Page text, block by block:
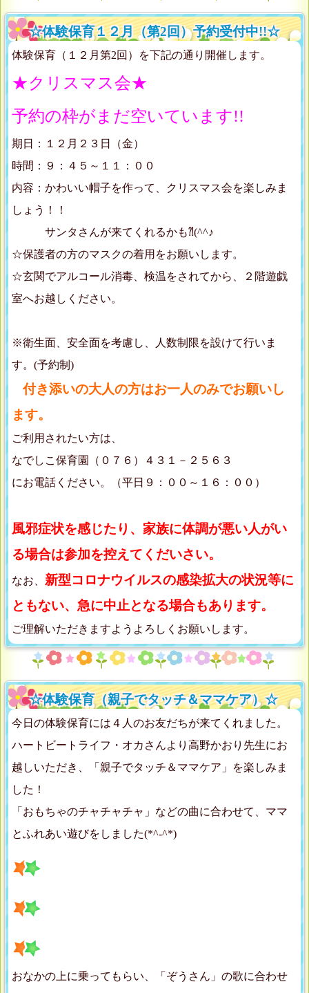
☆体験保育１２月（第2回）予約受付中!!☆
体験保育（１２月第2回）を下記の通り開催します。
★クリスマス会★
予約の枠がまだ空いています!!
期日：１２月２３日（金）
時間：９：４５～１１：００
内容：かわいい帽子を作って、クリスマス会を楽しみま
しょう！！
サンタさんが来てくれるかも⁈(^^♪
☆保護者の方のマスクの着用をお願いします。
☆玄関でアルコール消毒、検温をされてから、２階遊戯
室へお越しください。
※衛生面、安全面を考慮し、人数制限を設けて行いま
す。(予約制)
付き添いの大人の方はお一人のみでお願いし
ます。
ご利用されたい方は、
なでしこ保育園（０７６）４３１－２５６３
にお電話ください。（平日９：００～１６：００）
風邪症状を感じたり、家族に体調が悪い人がい
る場合は参加を控えてくだいさい。
なお、 新型コロナウイルスの感染拡大の状況等に
ともない、急に中止となる場合もあります。
ご理解いただきますようよろしくお願いします。
☆体験保育（親子でタッチ＆ママケア）☆
今日の体験保育には４人のお友だちが来てくれました。
ハートビートライフ・オカさんより高野かおり先生にお
越しいただき、「親子でタッチ＆ママケア」を楽しみま
した！
「おもちゃのチャチャチャ」などの曲に合わせて、ママ
とふれあい遊びをしました(*^-^*)
おなかの上に乗ってもらい、「ぞうさん」の歌に合わせ